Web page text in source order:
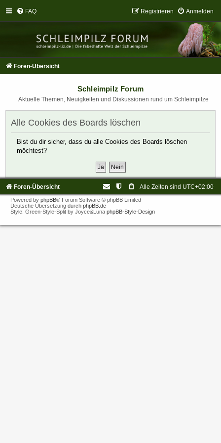
FAQ Anmelden
Registrieren
Foren-Übersicht
Schleimpilz Forum
Aktuelle Themen, Neuigkeiten und Diskussionen rund um Schleimpilze
Alle Cookies des Boards löschen
Bist du dir sicher, dass du alle Cookies des Boards löschen
möchtest?
Foren-Übersicht Alle Zeiten sind UTC+02:00
Powered by phpBB® Forum Software © phpBB Limited
Deutsche Übersetzung durch phpBB.de
Style: Green-Style-Split by Joyce&Luna phpBB-Style-Design